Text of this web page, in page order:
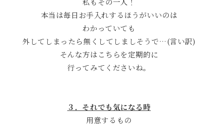
本当は毎日お手入れするほうがいいのは
わかっていても
外してしまったら無くしてしましそうで…(言い訳)
そんな方はこちらを定期的に
行ってみてくださいね。
３．それでも気になる時
用意するもの